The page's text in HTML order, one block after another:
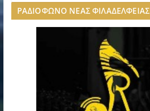
ΡΑΔΙΟΦΩΝΟ ΝΕΑΣ ΦΙΛΑΔΕΛΦΕΙΑΣ